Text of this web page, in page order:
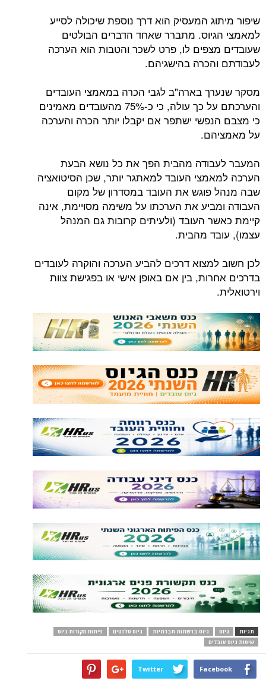
שיפור מיתוג המעסיק הוא דרך נוספת שיכולה לסייע
למאמצי הגיוס. מתברר שאחד הדברים הבולטים
שעובדים מצפים לו, פרט לשכר והטבות הוא הערכה
לעבודתם והכרה בהישגיהם.
מסקר שנערך בארה"ב לגבי הכרה במאמצי העובדים
והערכתם על כך עולה, כי כ-75% מהעובדים מאמינים
כי מצבם הנפשי ישתפר אם יקבלו יותר הכרה והערכה
על מאמציהם.
המעבר לעבודה מהבית הפך את כל נושא הבעת
הערכה למאמצי העובד למאתגר יותר, שכן הסיטואציה
שבה מנהל פוגש את העובד במסדרון של מקום
העבודה ומביע את הערכתו על משימה מסויימת, אינה
קיימת כאשר העובד (ולעיתים קרובות גם המנהל
עצמו), עובד מהבית.
לכן חשוב למצוא דרכים להביע הערכה והוקרה לעובדים
בדרכים אחרות, בין אם באופן אישי או בפגישת צוות
וירטואלית.
תגיות גיוס גיוס ברשתות חברתיות גיוס טלנטים
פיתוח מקורות גיוס
שיטות גיוס עובדים
Facebook
Twitter